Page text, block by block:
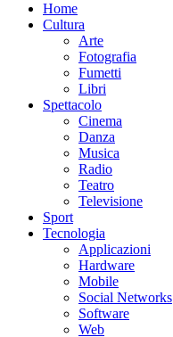
Home
Cultura
Arte
Fotografia
Fumetti
Libri
Spettacolo
Cinema
Danza
Musica
Radio
Teatro
Televisione
Sport
Tecnologia
Applicazioni
Hardware
Mobile
Social Networks
Software
Web